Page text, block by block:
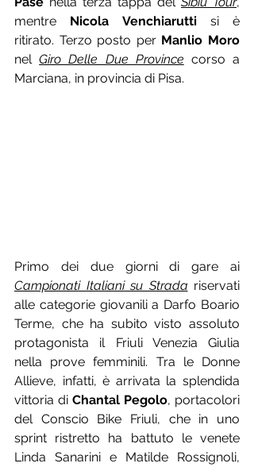
mentre Nicola Venchiarutti si è
ritirato. Terzo posto per Manlio Moro
nel Giro Delle Due Province corso a
Marciana, in provincia di Pisa.
Campionati Italiani su Strada riservati
alle categorie giovanili a Darfo Boario
Terme, che ha subito visto assoluto
protagonista il Friuli Venezia Giulia
nella prove femminili. Tra le Donne
Allieve, infatti, è arrivata la splendida
vittoria di Chantal Pegolo, portacolori
del Conscio Bike Friuli, che in uno
sprint ristretto ha battuto le venete
Linda Sanarini e Matilde Rossignoli,